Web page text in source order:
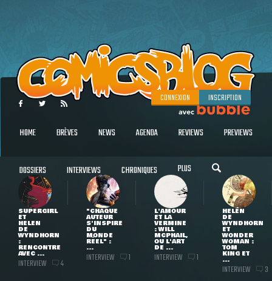
CONNEXION INSCRIPTION
HOME BRÈVES NEWS AGENDA REVIEWS PREVIEWS
DOSSIERS INTERVIEWS CHRONIQUES PLUS
SUPERGIRL
ET
HELEN
DE
WYNDHORN
:
RENCONTRE
AVEC ...
INTERVIEW 4
"CHAQUE
AUTEUR
S'INSPIRE
DU
MONDE
RÉEL" :
...
INTERVIEW 1
L'AMOUR
ET LA
VERMINE
: WILL
MCPHAIL,
OU L'ART
DE ...
INTERVIEW 1
HELEN
DE
WYNDHORN
ET
WONDER
WOMAN :
TOM
KING ET
...
INTERVIEW 3